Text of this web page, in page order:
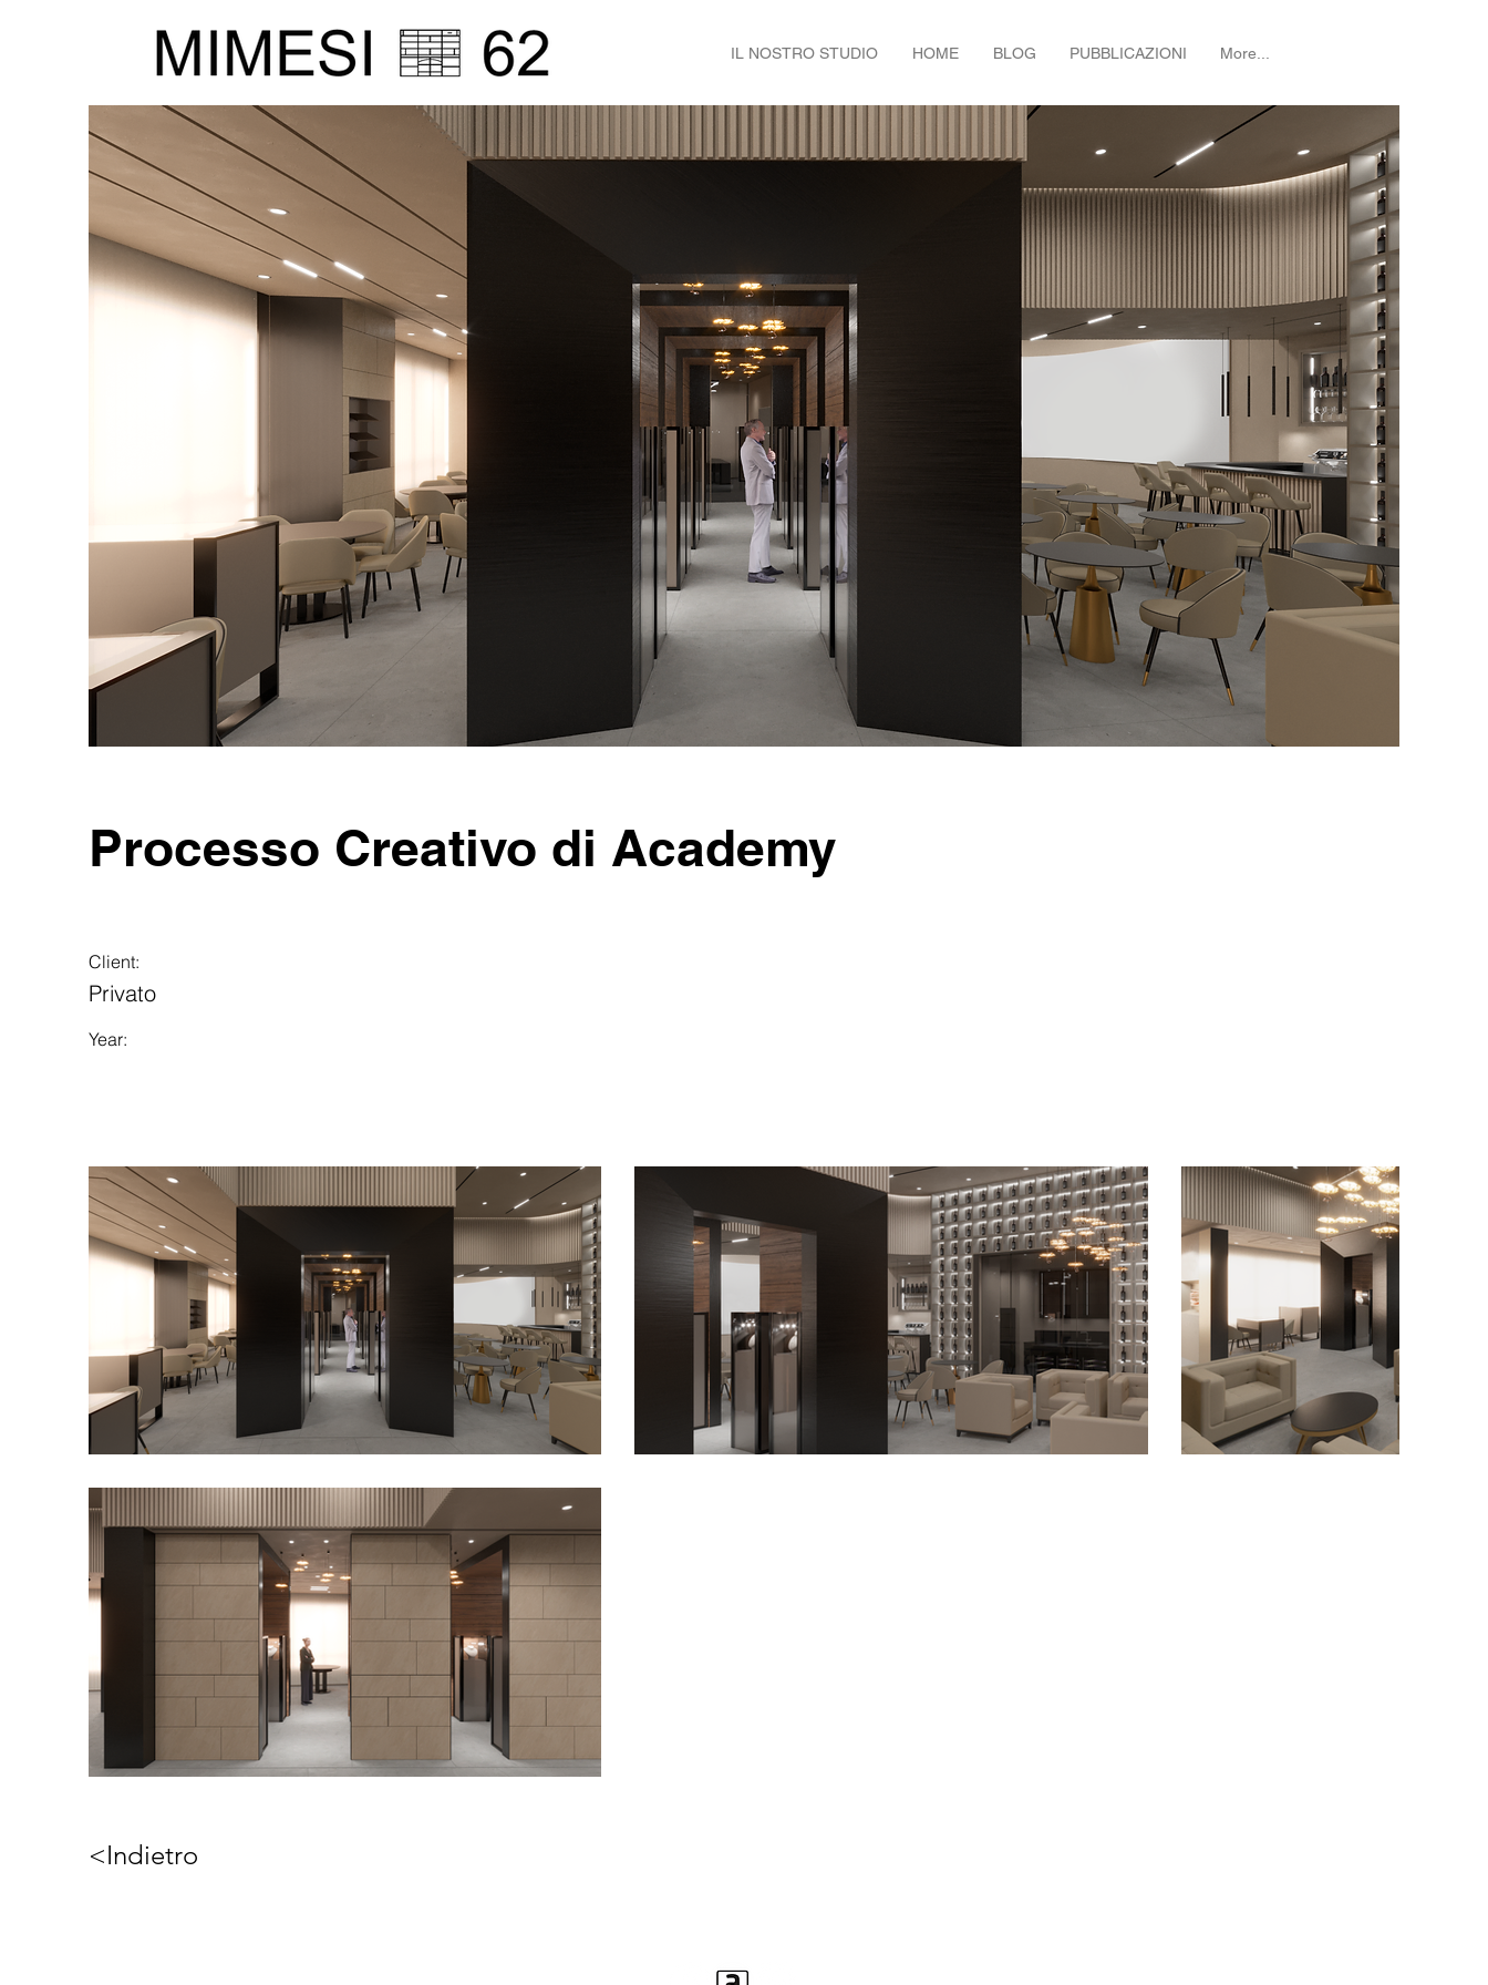
IL NOSTRO STUDIO HOME BLOG PUBBLICAZIONI More...
Processo Creativo di Academy
Client:
Privato
Year:
<Indietro